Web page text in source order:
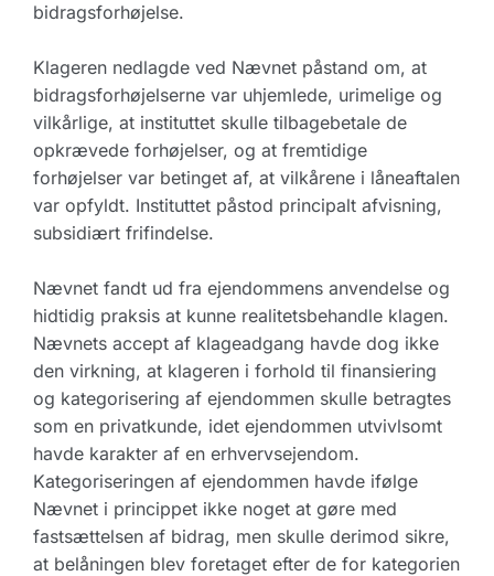
bidragsforhøjelse.
Klageren nedlagde ved Nævnet påstand om, at
bidragsforhøjelserne var uhjemlede, urimelige og
vilkårlige, at instituttet skulle tilbagebetale de
opkrævede forhøjelser, og at fremtidige
forhøjelser var betinget af, at vilkårene i låneaftalen
var opfyldt. Instituttet påstod principalt afvisning,
subsidiært frifindelse.
Nævnet fandt ud fra ejendommens anvendelse og
hidtidig praksis at kunne realitetsbehandle klagen.
Nævnets accept af klageadgang havde dog ikke
den virkning, at klageren i forhold til finansiering
og kategorisering af ejendommen skulle betragtes
som en privatkunde, idet ejendommen utvivlsomt
havde karakter af en erhvervsejendom.
Kategoriseringen af ejendommen havde ifølge
Nævnet i princippet ikke noget at gøre med
fastsættelsen af bidrag, men skulle derimod sikre,
at belåningen blev foretaget efter de for kategorien